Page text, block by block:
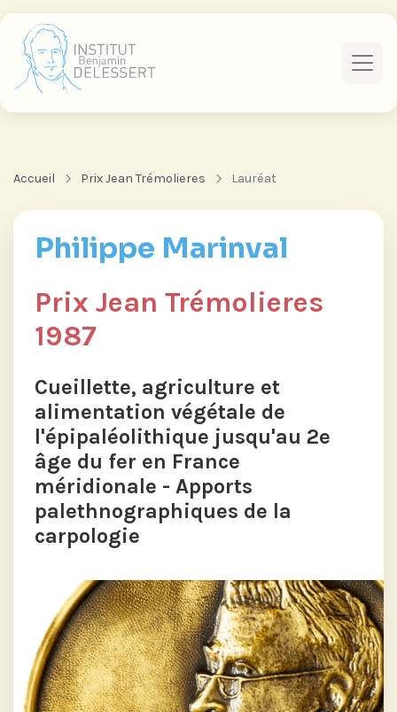
Accueil Prix Jean Trémolieres Lauréat
Philippe Marinval
Prix Jean Trémolieres
1987
Cueillette, agriculture et
alimentation végétale de
l'épipaléolithique jusqu'au 2e
âge du fer en France
méridionale - Apports
palethnographiques de la
carpologie